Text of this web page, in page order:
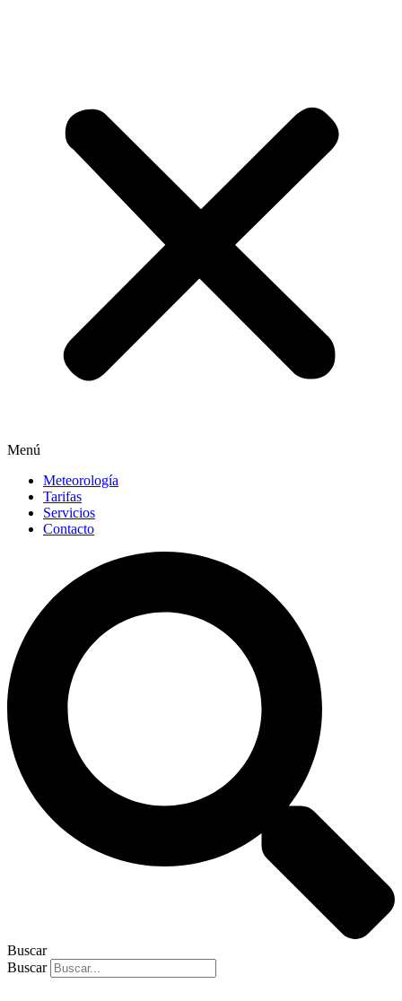
Menú
Meteorología
Tarifas
Servicios
Contacto
Buscar
Buscar